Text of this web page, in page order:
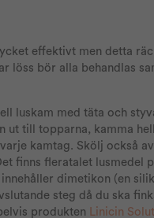
effektivt men detta
löss bör alla behandlas
luskam med täta och
ut till topparna, kamma
kamtag. Skölj också
finns fleratalet lusmedel
dimetikon (en
steg då du ska
produkten
Linicin